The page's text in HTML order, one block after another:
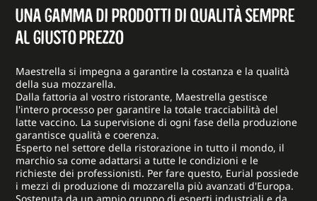
UNA GAMMA DI PRODOTTI DI QUALITÀ SEMPRE
AL GIUSTO PREZZO
Maestrella si impegna a garantire la costanza e la qualità
della sua mozzarella.
Dalla fattoria al vostro ristorante, Maestrella gestisce
l'intero processo per garantire la totale tracciabilità del
latte vaccino. La supervisione di ogni fase della produzione
garantisce qualità e coerenza.
Esperto nel settore della ristorazione in tutto il mondo, il
marchio sa come adattarsi a tutte le condizioni e le
richieste dei professionisti. Per fare questo, Eurial possiede
i mezzi di produzione di mozzarella più avanzati d'Europa.
Sostenuta da un ampio gruppo di esperti industriali e da